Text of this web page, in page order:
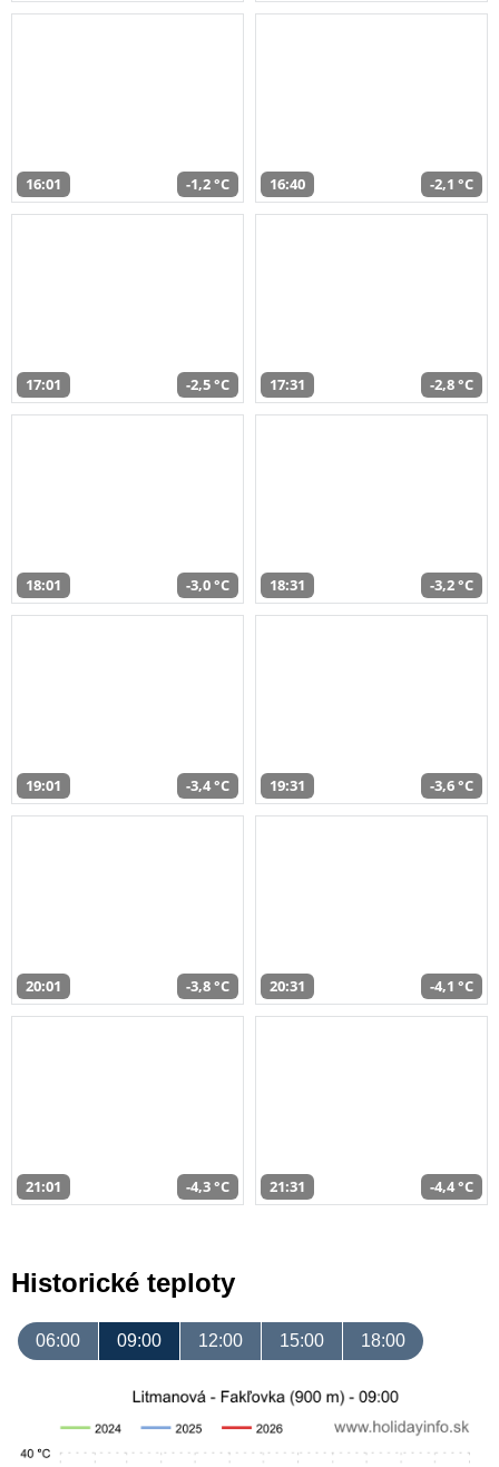
16:01 -1,2 °C 16:40 -2,1 °C
17:01 -2,5 °C 17:31 -2,8 °C
18:01 -3,0 °C 18:31 -3,2 °C
19:01 -3,4 °C 19:31 -3,6 °C
20:01 -3,8 °C 20:31 -4,1 °C
21:01 -4,3 °C 21:31 -4,4 °C
Historické teploty
06:00 09:00 12:00 15:00 18:00